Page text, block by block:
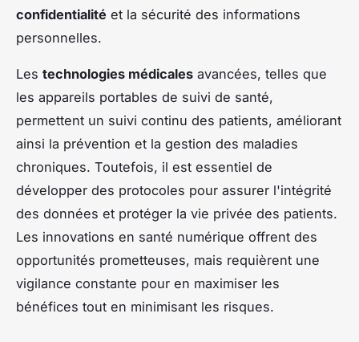
confidentialité et la sécurité des informations
personnelles.
Les technologies médicales avancées, telles que
les appareils portables de suivi de santé,
permettent un suivi continu des patients, améliorant
ainsi la prévention et la gestion des maladies
chroniques. Toutefois, il est essentiel de
développer des protocoles pour assurer l'intégrité
des données et protéger la vie privée des patients.
Les innovations en santé numérique offrent des
opportunités prometteuses, mais requièrent une
vigilance constante pour en maximiser les
bénéfices tout en minimisant les risques.